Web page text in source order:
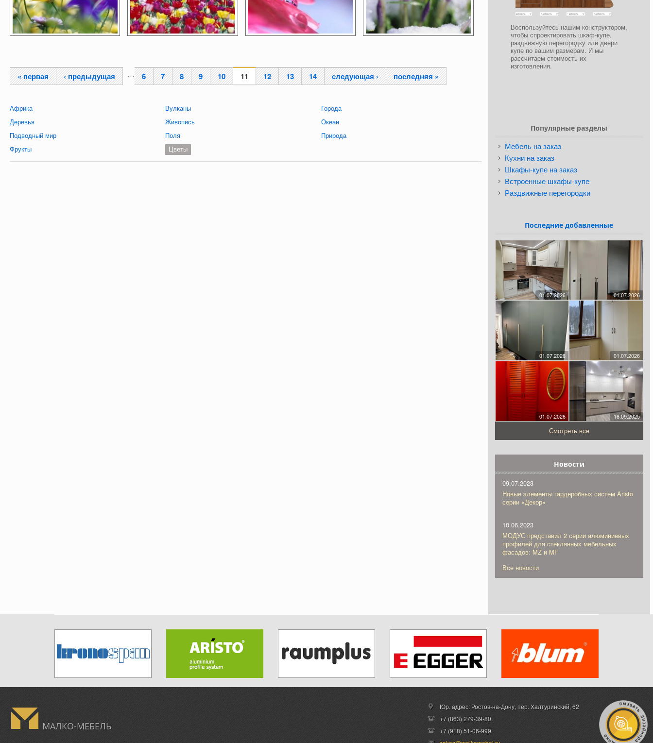
Страницы
« первая ‹ предыдущая … 6 7 8 9 10 11 12 13 14 следующая › последняя »
Африка Вулканы
Города
Деревья
Живопись
Океан
Подводный мир
Поля
Природа
Фрукты
Цветы
Воспользуйтесь нашим конструктором,
чтобы спроектировать шкаф-купе,
раздвижную перегородку или двери
купе по вашим размерам. И мы
рассчитаем стоимость их
изготовления.
Популярные разделы
Мебель на заказ
Кухни на заказ
Шкафы-купе на заказ
Встроенные шкафы-купе
Раздвижные перегородки
Последние добавленные
01.07.2026 01.07.2026
01.07.2026 01.07.2026
01.07.2026 16.09.2025
Смотреть все
Новости
09.07.2023
Новые элементы гардеробных систем Aristo
серии «Декор»
10.06.2023
МОДУС представил 2 серии алюминиевых
профилей для стеклянных мебельных
фасадов: MZ и MF
Все новости
МАЛКО-МЕБЕЛЬ
Юр. адрес: Ростов-на-Дону,пер. Халтуринский, 62
+7 (863) 279-39-80
+7 (918) 51-06-999